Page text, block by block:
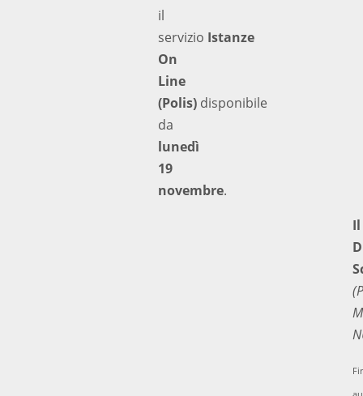
il
servizio Istanze
On
Line
(Polis) disponibile
da
lunedì
19
novembre.
Il